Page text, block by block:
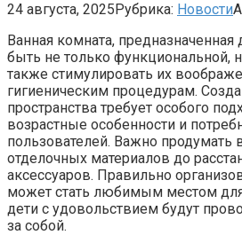
24 августа, 2025Рубрика: Новости
Ванная комната,
быть не только функциональной,
также стимулировать их
гигиеническим процедурам.
пространства требует особого
возрастные особенности и
пользователей. Важно продумать
отделочных материалов до
аксессуаров. Правильно
может стать любимым местом для
дети с удовольствием будут
за собой.